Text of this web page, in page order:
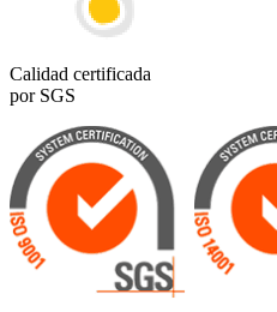
Calidad certificada
por SGS